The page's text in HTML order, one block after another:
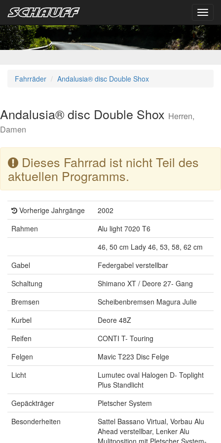
Fahrräder Andalusia® disc Double Shox
Andalusia® disc Double Shox Herren,
Damen
Dieses Fahrrad ist nicht Teil des
aktuellen Programms.
Vorherige Jahrgänge
2002
Rahmen
Alu light 7020 T6
46, 50 cm Lady 46, 53, 58, 62 cm
Gabel
Federgabel verstellbar
Schaltung
Shimano XT / Deore 27- Gang
Bremsen
Scheibenbremsen Magura Julie
Kurbel
Deore 48Z
Reifen
CONTI T- Touring
Felgen
Mavic T223 Disc Felge
Licht
Lumutec oval Halogen D- Toplight
Plus Standlicht
Gepäckträger
Pletscher System
Besonderheiten
Sattel Bassano Virtual, Vorbau Alu
Ahead verstellbar, Lenker Alu
Mulitposition mit Pletscher System-